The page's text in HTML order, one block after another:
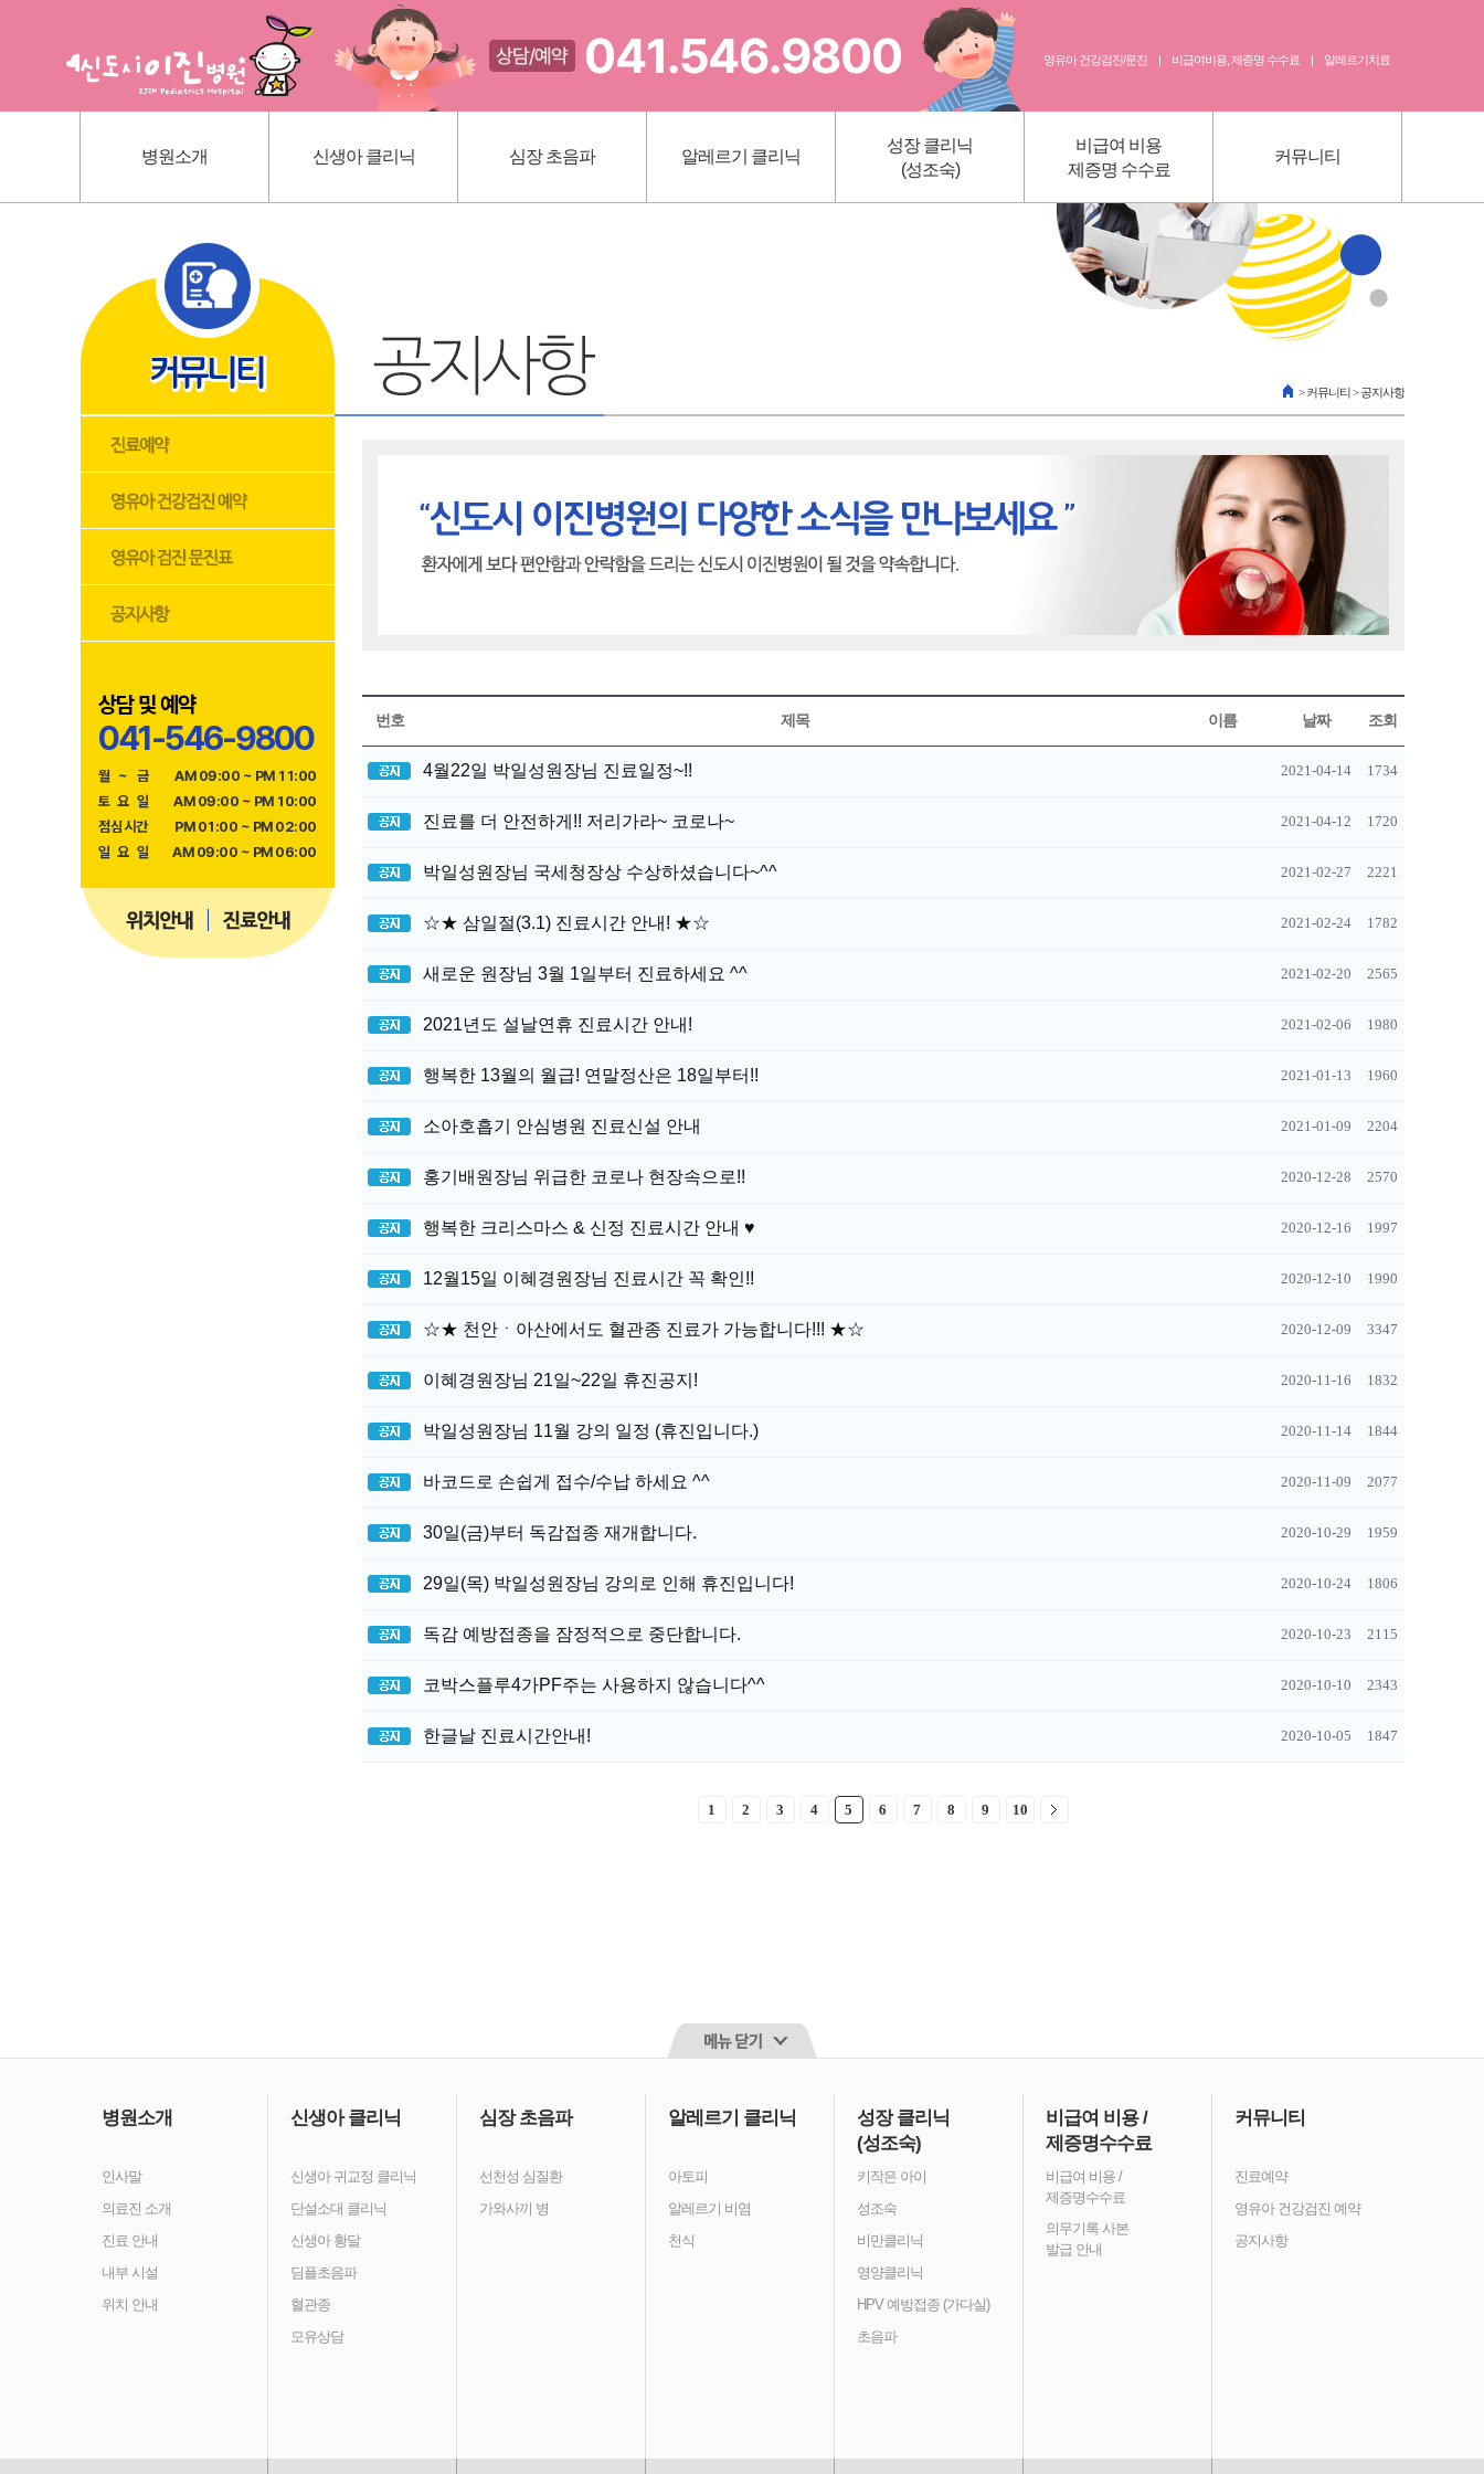
영유아 건강검진/문진 | 비급여비용, 제증명 수수료 | 알레르기치료
병원소개 신생아 클리닉 심장 초음파 알레르기 클리닉
성장 클리닉
(성조숙)
비급여 비용
제증명 수수료
커뮤니티
인사말
의료진 소개
진료 안내
내부 시설
신생아 황달
딤플초음파
비급여 비용 /제증명수수료
의무기록 사본 발급 안내
진료예약
영유아 건강검진 예약
영유아 검진 문진표
상담 및 예약
041-546-9800
월 ~ 금
AM 09:00 ~ PM 11:00
토 요 일
AM 09:00 ~ PM 10:00
점심시간
PM 01:00 ~ PM 02:00
일 요 일 AM 09:00 ~ PM 06:00
>커뮤니티> 공지사항
번호 제목 이름 날짜 조회
4월22일 박일성원장님 진료일정~!! 2021-04-14 1734
진료를 더 안전하게!! 저리가라~ 코로나~ 2021-04-12 1720
박일성원장님 국세청장상 수상하셨습니다~^^ 2021-02-27 2221
☆★ 삼일절(3.1) 진료시간 안내! ★☆ 2021-02-24 1782
새로운 원장님 3월 1일부터 진료하세요 ^^ 2021-02-20 2565
2021년도 설날연휴 진료시간 안내! 2021-02-06 1980
행복한 13월의 월급! 연말정산은 18일부터!! 2021-01-13 1960
소아호흡기 안심병원 진료신설 안내 2021-01-09 2204
홍기배원장님 위급한 코로나 현장속으로!! 2020-12-28 2570
행복한 크리스마스 & 신정 진료시간 안내 ♥ 2020-12-16 1997
12월15일 이혜경원장님 진료시간 꼭 확인!! 2020-12-10 1990
☆★ 천안ㆍ아산에서도 혈관종 진료가 가능합니다!!! ★☆ 2020-12-09 3347
이혜경원장님 21일~22일 휴진공지! 2020-11-16 1832
박일성원장님 11월 강의 일정 (휴진입니다.) 2020-11-14 1844
바코드로 손쉽게 접수/수납 하세요 ^^ 2020-11-09 2077
30일(금)부터 독감접종 재개합니다. 2020-10-29 1959
29일(목) 박일성원장님 강의로 인해 휴진입니다! 2020-10-24 1806
독감 예방접종을 잠정적으로 중단합니다. 2020-10-23 2115
코박스플루4가PF주는 사용하지 않습니다^^ 2020-10-10 2343
한글날 진료시간안내! 2020-10-05 1847
1 2 3 4 5 6 7 8 9 10
병원소개
인사말
의료진 소개
진료 안내
내부 시설
위치 안내
신생아 클리닉
신생아 귀교정 클리닉
단설소대 클리닉
신생아 황달
딤플초음파
혈관종
모유상담
심장 초음파
선천성 심질환
가와사끼 병
알레르기 클리닉
아토피
알레르기 비염
천식
성장 클리닉
(성조숙)
키작은 아이
성조숙
비만클리닉
영양클리닉
HPV 예방접종 (가다실)
초음파
비급여 비용 /
제증명수수료
비급여 비용 /
제증명수수료
의무기록 사본
발급 안내
커뮤니티
진료예약
영유아 건강검진 예약
공지사항